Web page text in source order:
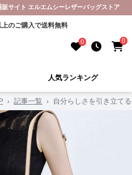
サイト エルエムシーレザーバッグストア
のご購入で送料無料
0 0
人気ランキング
› 記事一覧 › 自分らしさを引き立て